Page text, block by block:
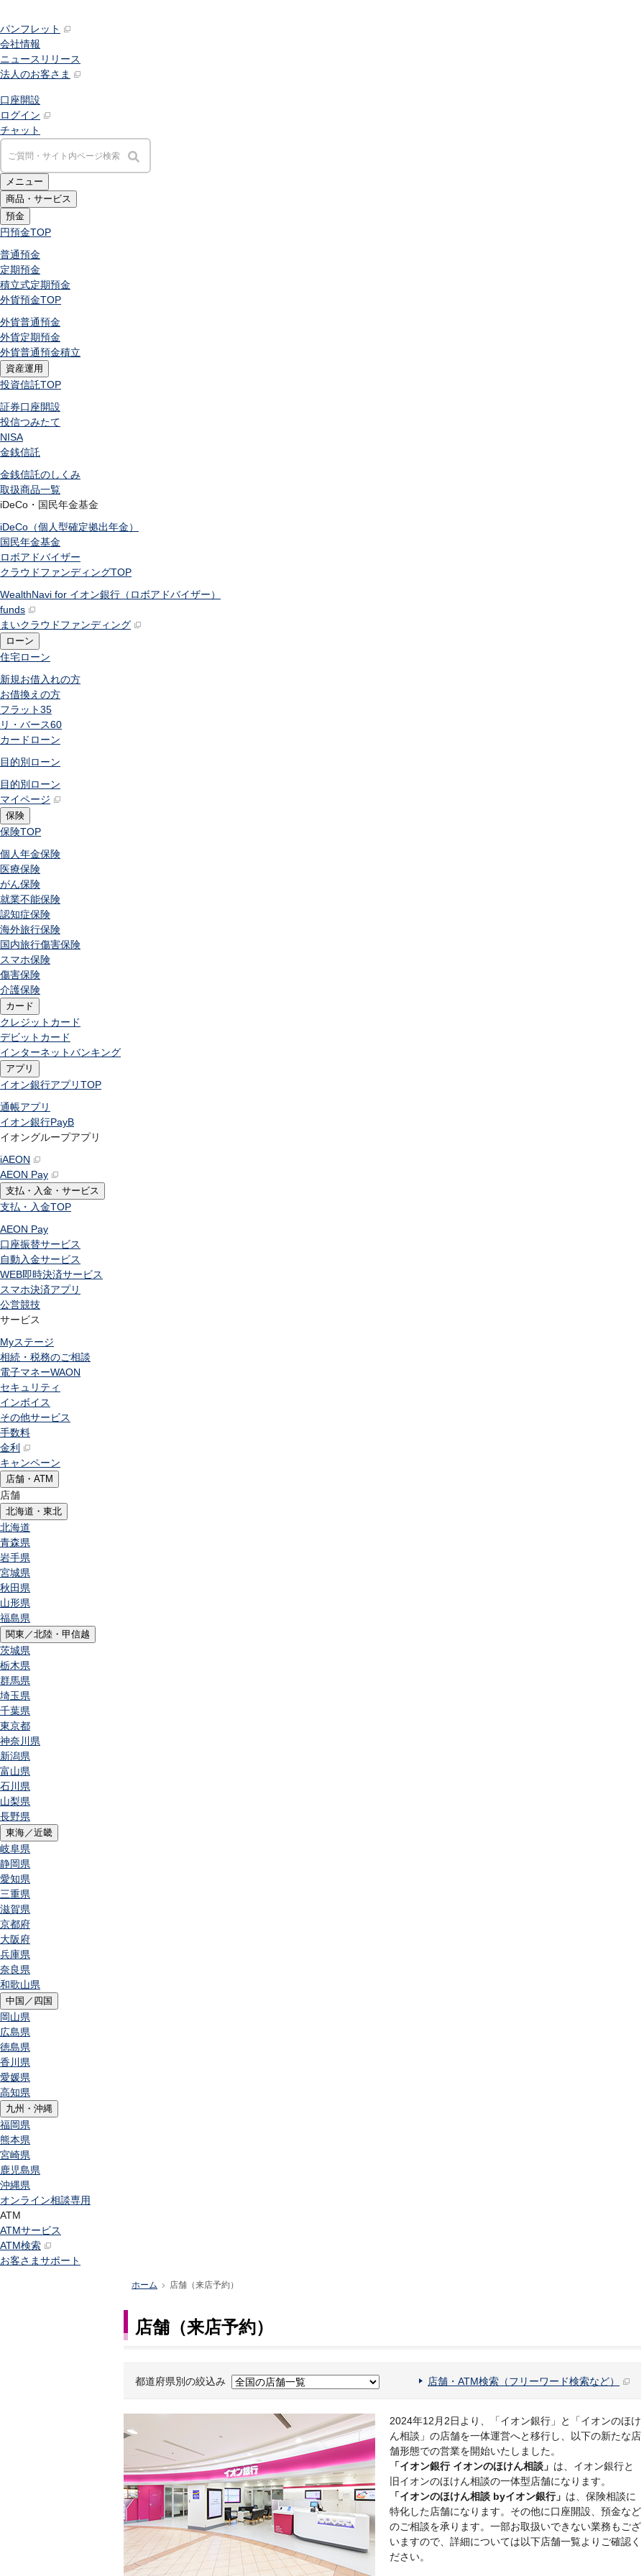
パンフレット
会社情報
ニュースリリース
法人のお客さま
口座開設
ログイン
チャット
メニュー
商品・サービス
預金
円預金TOP
普通預金
定期預金
積立式定期預金
外貨預金TOP
外貨普通預金
外貨定期預金
外貨普通預金積立
資産運用
投資信託TOP
証券口座開設
投信つみたて
NISA
金銭信託
金銭信託のしくみ
取扱商品一覧
iDeCo・国民年金基金
iDeCo（個人型確定拠出年金）
国民年金基金
ロボアドバイザー
クラウドファンディングTOP
WealthNavi for イオン銀行（ロボアドバイザー）
funds
まいクラウドファンディング
ローン
住宅ローン
新規お借入れの方
お借換えの方
フラット35
リ・バース60
カードローン
目的別ローン
目的別ローン
マイページ
保険
保険TOP
個人年金保険
医療保険
がん保険
就業不能保険
認知症保険
海外旅行保険
国内旅行傷害保険
スマホ保険
傷害保険
介護保険
カード
クレジットカード
デビットカード
インターネットバンキング
アプリ
イオン銀行アプリTOP
通帳アプリ
イオン銀行PayB
イオングループアプリ
iAEON
AEON Pay
支払・入金・サービス
支払・入金TOP
AEON Pay
口座振替サービス
自動入金サービス
WEB即時決済サービス
スマホ決済アプリ
公営競技
サービス
Myステージ
相続・税務のご相談
電子マネーWAON
セキュリティ
インボイス
その他サービス
手数料
金利
キャンペーン
店舗・ATM
店舗
北海道・東北
北海道
青森県
岩手県
宮城県
秋田県
山形県
福島県
関東／北陸・甲信越
茨城県
栃木県
群馬県
埼玉県
千葉県
東京都
神奈川県
新潟県
富山県
石川県
山梨県
長野県
東海／近畿
岐阜県
静岡県
愛知県
三重県
滋賀県
京都府
大阪府
兵庫県
奈良県
和歌山県
中国／四国
岡山県
広島県
徳島県
香川県
愛媛県
高知県
九州・沖縄
福岡県
熊本県
宮崎県
鹿児島県
沖縄県
オンライン相談専用
ATM
ATMサービス
ATM検索
お客さまサポート
ホーム >店舗（来店予約）
店舗（来店予約）
都道府県別の絞込み 店舗・ATM検索（フリーワード検索など）
2024年12月2日より、「イオン銀行」と「イオンのほけ
ん相談」の店舗を一体運営へと移行し、以下の新たな店
舗形態での営業を開始いたしました。
「イオン銀行 イオンのほけん相談」 は、イオン銀行と
旧イオンのほけん相談の一体型店舗になります。
「イオンのほけん相談 byイオン銀行」 は、保険相談に
特化した店舗になります。その他に口座開設、預金など
のご相談を承ります。一部お取扱いできない業務もござ
いますので、詳細については以下店舗一覧よりご確認く
ださい。